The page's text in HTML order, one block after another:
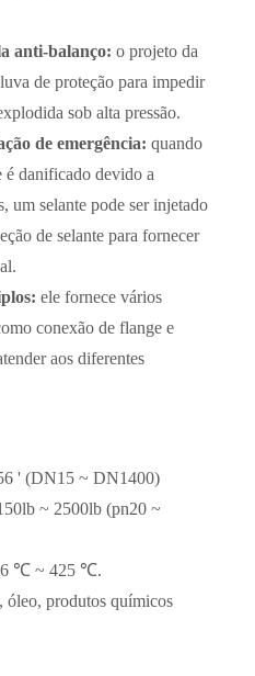
anti-balanço: o projeto da
de proteção para impedir
sob alta pressão.
de emergência: quando
é danificado devido a
um selante pode ser injetado
de selante para fornecer
ele fornece vários
conexão de flange e
aos diferentes
' (DN15 ~ DN1400)
~ 2500lb (pn20 ~
℃ ~ 425 ℃.
óleo, produtos químicos